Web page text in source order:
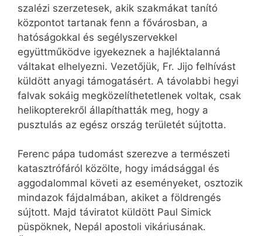
szalézi szerzetesek, akik szakmákat tanító
központot tartanak fenn a fővárosban, a
hatóságokkal és segélyszervekkel
együttműködve igyekeznek a hajléktalanná
váltakat elhelyezni. Vezetőjük, Fr. Jijo felhívást
küldött anyagi támogatásért. A távolabbi hegyi
falvak sokáig megközelíthetetlenek voltak, csak
helikopterekről állapíthatták meg, hogy a
pusztulás az egész ország területét sújtotta.
Ferenc pápa tudomást szerezve a természeti
katasztrófáról közölte, hogy imádsággal és
aggodalommal követi az eseményeket, osztozik
mindazok fájdalmában, akiket a földrengés
sújtott. Majd táviratot küldött Paul Simick
püspöknek, Nepál apostoli vikáriusának.